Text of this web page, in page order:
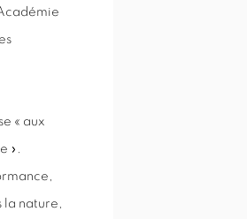
« aux
».
nature,